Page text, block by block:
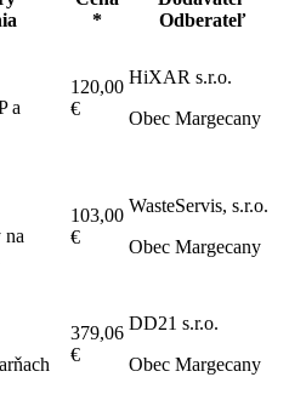
*
Odberateľ
a
120,00
€
HiXAR s.r.o.
Obec Margecany
na
103,00
€
WasteServis, s.r.o.
Obec Margecany
379,06
€
DD21 s.r.o.
Obec Margecany